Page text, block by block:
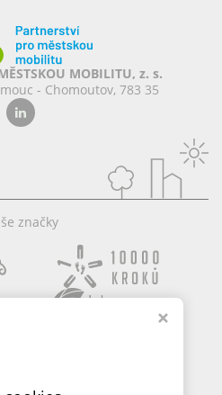
MOBILITU, z. s.
- Chomoutov, 783 35
značky